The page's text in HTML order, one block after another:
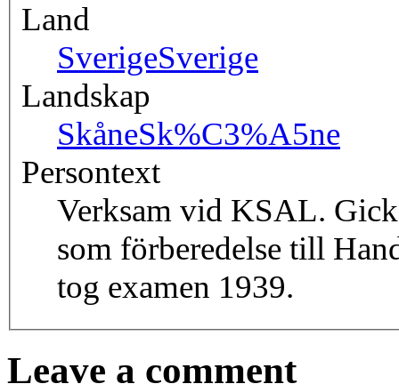
Land
SverigeSverige
Landskap
SkåneSk%C3%A5ne
Persontext
Verksam vid KSAL. Gick
som förberedelse till
tog examen 1939.
Leave a comment